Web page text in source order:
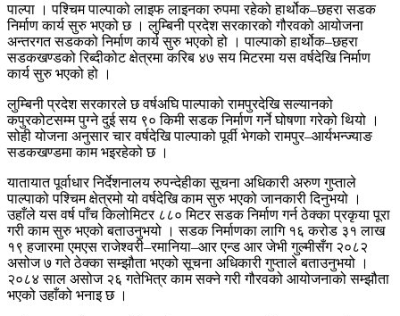
पाल्पा । पश्चिम पाल्पाको लाइफ लाइनका रुपमा रहेको हार्थोक–छहरा सडक
निर्माण कार्य सुरु भएको छ । लुम्बिनी प्रदेश सरकारको गौरवको आयोजना
अन्तरगत सडकको निर्माण कार्य सुरु भएको हो । पाल्पाको हार्थोक–छहरा
सडकखण्डको रिब्दीकोट क्षेत्रमा करिब ४७ सय मिटरमा यस वर्षदेखि निर्माण
कार्य सुरु भएको हो ।
लुम्बिनी प्रदेश सरकारले छ वर्षअघि पाल्पाको रामपुरदेखि सल्यानको
कपुरकोटसम्म पुग्ने दुई सय ९० किमी सडक निर्माण गर्ने घोषणा गरेको थियो ।
सोही योजना अनुसार चार वर्षदेखि पाल्पाको पूर्वी भेगको रामपुर–आर्यभन्ज्याङ
सडकखण्डमा काम भइरहेको छ ।
यातायात पूर्वाधार निर्देशनालय रुपन्देहीका सूचना अधिकारी अरुण गुप्ताले
पाल्पाको पश्चिम क्षेत्रमो यो वर्षदेखि काम सुरु भएको जानकारी दिनुभयो ।
उहाँले यस वर्ष पाँच किलोमिटर ८८० मिटर सडक निर्माण गर्न ठेक्का प्रकृया पूरा
गरी काम सुरु भएको बताउनुभयो । सडक निर्माणका लागि १६ करोड ३१ लाख
१९ हजारमा एमएस राजेश्वरी–रमानिया–आर एन्ड आर जेभी गुल्मीसँग २०८२
असोज ७ गते ठेक्का सम्झौता भएको सूचना अधिकारी गुप्ताले बताउनुभयो ।
२०८४ साल असोज २६ गतेभित्र काम सक्ने गरी गौरवको आयोजनाको सम्झौता
भएको उहाँको भनाइ छ ।